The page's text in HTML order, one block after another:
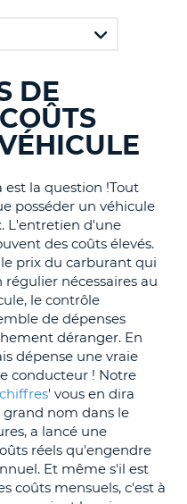
DE
est la question !Tout
posséder un véhicule
L'entretien d'une
des coûts élevés.
prix du carburant qui
nécessaires au
le contrôle
de dépenses
déranger. En
dépense une vraie
conducteur ! Notre
' vous en dira
grand nom dans le
a lancé une
réels qu'engendre
Et même s'il est
coûts mensuels, c'est à